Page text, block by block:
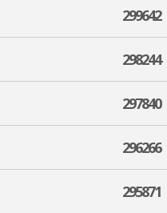
299642
298244
297840
296266
295871